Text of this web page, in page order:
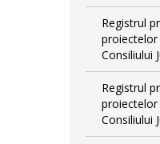
Registrul
Consiliului
Registrul
Consiliului